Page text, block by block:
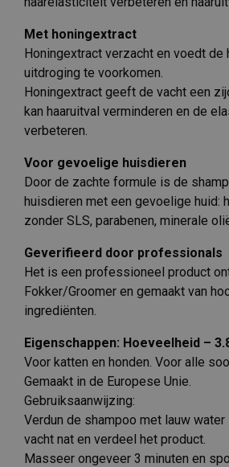
Met honingextract
Honingextract verzacht en voedt de
uitdroging te voorkomen.
Honingextract geeft de vacht een
kan haaruitval verminderen en de
verbeteren.
Voor gevoelige huisdieren
Door de zachte formule is de
huisdieren met een gevoelige huid:
zonder SLS, parabenen, minerale
Geverifieerd door professionals
Het is een professioneel product
Fokker/Groomer en gemaakt van
ingrediënten.
Eigenschappen: Hoeveelheid –
Voor katten en honden. Voor alle
Gemaakt in de Europese Unie.
Gebruiksaanwijzing:
Verdun de shampoo met lauw water
vacht nat en verdeel het product.
Masseer ongeveer 3 minuten en